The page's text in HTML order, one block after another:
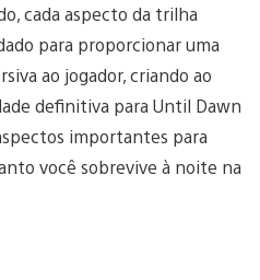
cada aspecto da trilha
para proporcionar uma
ao jogador, criando ao
definitiva para Until Dawn
importantes para
você sobrevive à noite na